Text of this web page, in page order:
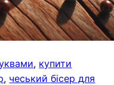
, купити
, чеський бісер для